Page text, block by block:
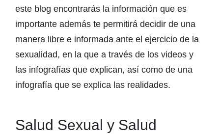
este blog encontrarás la información que es
importante además te permitirá decidir de una
manera libre e informada ante el ejercicio de la
sexualidad, en la que a través de los videos y
las infografías que explican, así como de una
infografía que se explica las realidades.
Salud Sexual y Salud